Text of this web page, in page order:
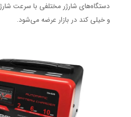
دستگاه‌های شارژر مختلفی با سرعت
و خیلی کند در بازار عرضه می‌شود.